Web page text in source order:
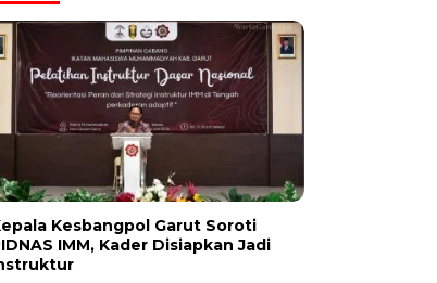
Kesbangpol Garut Soroti
IMM, Kader Disiapkan Jadi